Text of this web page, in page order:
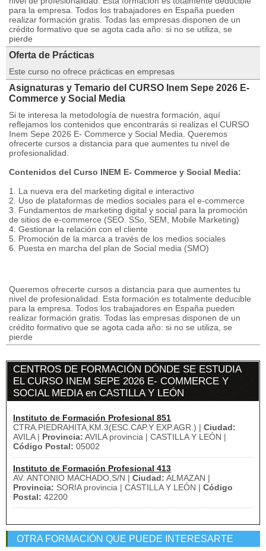
para la empresa. Todos los trabajadores en España pueden
realizar formación gratis. Todas las empresas disponen de un
crédito formativo que se agota cada año: si no se utiliza, se
pierde
Oferta de Prácticas
Este curso no ofrece prácticas en empresas
Asignaturas y Temario del CURSO Inem Sepe 2026 E-
Commerce y Social Media
Si te interesa la metodología de nuestra formación, aquí
reflejamos los contenidos que encontrarás si realizas el CURSO
Inem Sepe 2026 E- Commerce y Social Media. Queremos
ofrecerte cursos a distancia para que aumentes tu nivel de
profesionalidad.
Contenidos del Curso INEM E- Commerce y Social Media:
1. La nueva era del marketing digital e interactivo
2. Uso de plataformas de medios sociales para el e-commerce
3. Fundamentos de marketing digital y social para la promoción
de sitios de e-commerce (SEO. SSo, SEM, Mobile Marketing)
4. Gestionar la relación con el cliente
5. Promoción de la marca a través de los medios sociales
6. Puesta en marcha del plan de Social media (SMO)
Queremos ofrecerte cursos a distancia para que aumentes tu
nivel de profesionalidad. Esta formación es totalmente deducible
para la empresa. Todos los trabajadores en España pueden
realizar formación gratis. Todas las empresas disponen de un
crédito formativo que se agota cada año: si no se utiliza, se
pierde
CENTROS DE FORMACIÓN DÓNDE SE ESTUDIA
EL CURSO INEM SEPE 2026 E- COMMERCE Y
SOCIAL MEDIA en CASTILLA Y LEÓN
Instituto de Formación Profesional 851
CTRA.PIEDRAHITA,KM.3(ESC.CAP.Y EXP.AGR.) | Ciudad:
AVILA | Provincia: AVILA provincia | CASTILLA Y LEÓN |
Código Postal: 05002
Instituto de Formación Profesional 413
AV. ANTONIO MACHADO,S/N | Ciudad: ALMAZAN |
Provincia: SORIA provincia | CASTILLA Y LEÓN | Código
Postal: 42200
OTRA FORMACIÓN QUE PUEDE INTERESARTE